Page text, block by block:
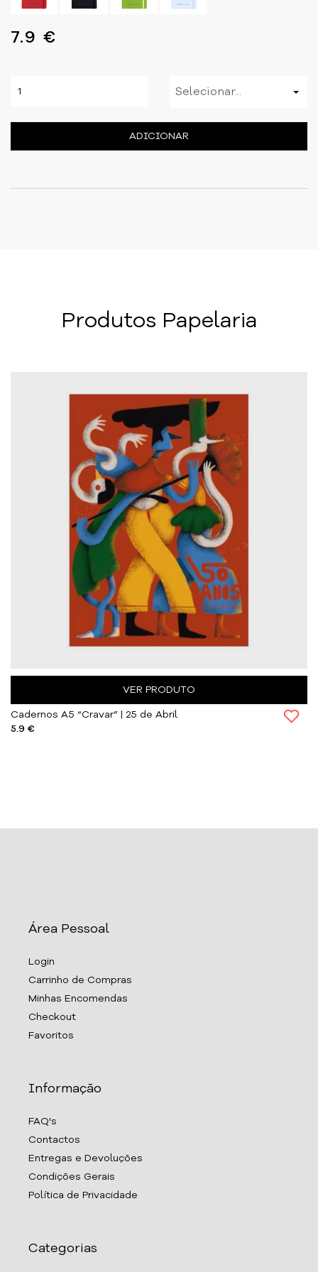
7.9 €
Selecionar...
ADICIONAR
Produtos Papelaria
VER PRODUTO
Cadernos A5 “Cravar” | 25 de Abril
5.9 €
Área Pessoal
Login
Carrinho de Compras
Minhas Encomendas
Checkout
Favoritos
Informação
FAQ's
Contactos
Entregas e Devoluções
Condições Gerais
Política de Privacidade
Categorias